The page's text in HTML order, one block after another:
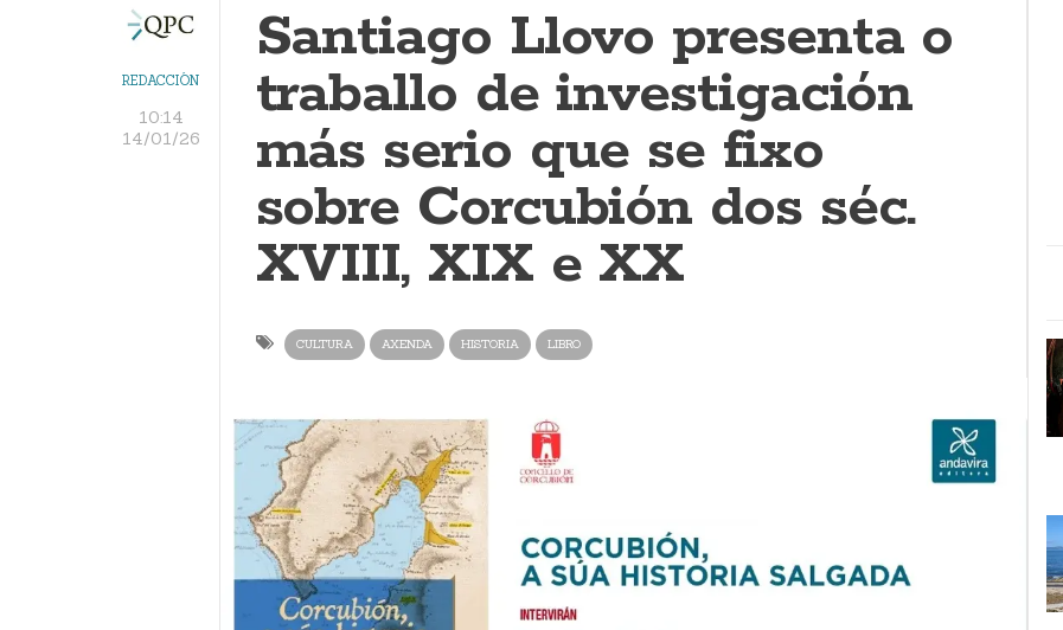
REDACCIÓN
10:14
14/01/26
Santiago Llovo presenta o
traballo de investigación
más serio que se fixo
sobre Corcubión dos séc.
XVIII, XIX e XX
CULTURA AXENDA HISTORIA LIBRO